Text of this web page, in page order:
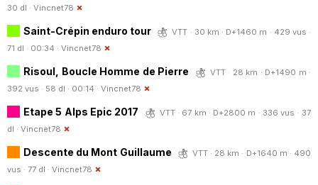
30 dl · Vincnet78
Saint-Crépin enduro tour
VTT · 30 km · D+1460 m · 429 vus ·
71 dl · 00:34 · Vincnet78
Risoul, Boucle Homme de Pierre
VTT · 28 km · D+1490 m ·
392 vus · 58 dl · 00:14 · Vincnet78
Etape 5 Alps Epic 2017
VTT · 67 km · D+2800 m · 336 vus · 37
dl · Vincnet78
Descente du Mont Guillaume
VTT · 28 km · D+1640 m · 490
vus · 77 dl · Vincnet78